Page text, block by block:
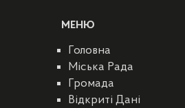
МЕНЮ
Головна
Міська Рада
Громада
Відкриті Дані